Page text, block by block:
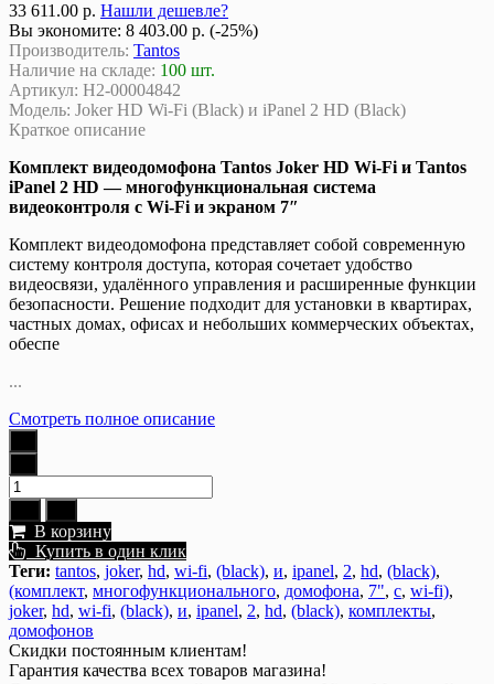
33 611.00 р. Нашли дешевле?
Вы экономите: 8 403.00 р. (-25%)
Производитель: Tantos
Наличие на складе: 100 шт.
Артикул: Н2-00004842
Модель: Joker HD Wi-Fi (Black) и iPanel 2 HD (Black)
Краткое описание
Комплект видеодомофона Tantos Joker HD Wi‑Fi и Tantos
iPanel 2 HD — многофункциональная система
видеоконтроля с Wi-Fi и экраном 7″
Комплект видеодомофона представляет собой современную
систему контроля доступа, которая сочетает удобство
видеосвязи, удалённого управления и расширенные функции
безопасности. Решение подходит для установки в квартирах,
частных домах, офисах и небольших коммерческих объектах,
обеспе
...
Смотреть полное описание
В корзину
Купить в один клик
Теги: tantos, joker, hd, wi-fi, (black), и, ipanel, 2, hd, (black),
(комплект, многофункционального, домофона, 7", с, wi-fi),
joker, hd, wi-fi, (black), и, ipanel, 2, hd, (black), комплекты,
домофонов
Скидки постоянным клиентам!
Гарантия качества всех товаров магазина!